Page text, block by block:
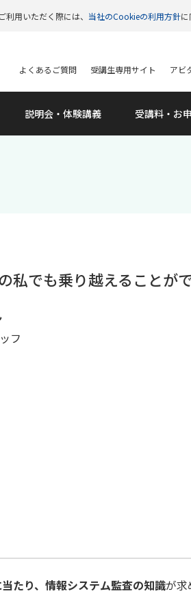
用いただく際には、 当社のCookieの利用方針
説明会・体験講義 受講料 ・お
よくあるご質問 受講生専用サイト アビ
私でも乗り越えることが
フ
たり、情報システム監査の知識が求